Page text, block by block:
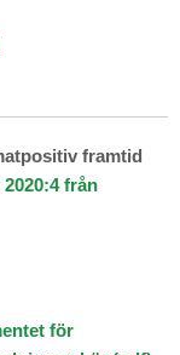
framtid
från
för